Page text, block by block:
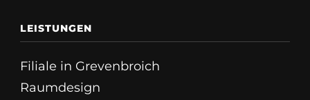
LEISTUNGEN
Filiale in Grevenbroich
Raumdesign